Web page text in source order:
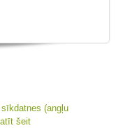
(angļu
šeit